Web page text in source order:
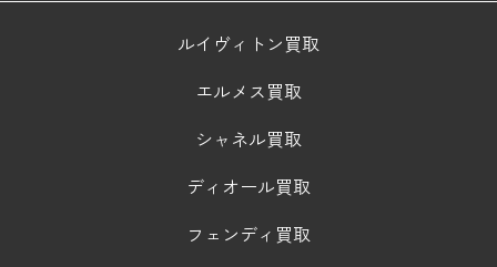
ルイヴィトン買取
エルメス買取
シャネル買取
ディオール買取
フェンディ買取